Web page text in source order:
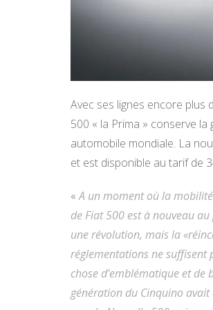
Avec ses lignes encore plus
500 « la Prima » conserve la
automobile mondiale. La
et est disponible au tarif de
«A un moment où la
de Fiat 500 est à nouveau
une révolution, mais la
réglementations ne suffisent
chose d’emblématique et de
génération du Cinquino